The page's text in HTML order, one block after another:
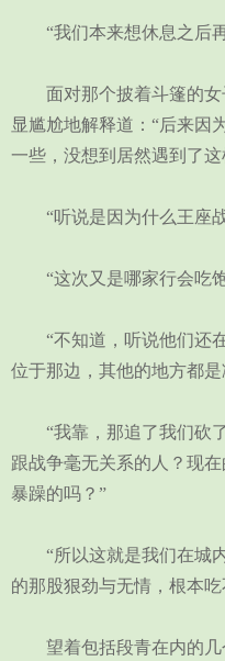
“我们本来想休息之后
面对那个披着斗篷的女
显尴尬地解释道：“后来
一些，没想到居然遇到了
“听说是因为什么王座
“这次又是哪家行会吃
“不知道，听说他们还在
位于那边，其他的地方都
“我靠，那追了我们砍了
跟战争毫无关系的人？现
暴躁的吗？”
“所以这就是我们在城内
的那股狠劲与无情，根本
望着包括段青在内的几